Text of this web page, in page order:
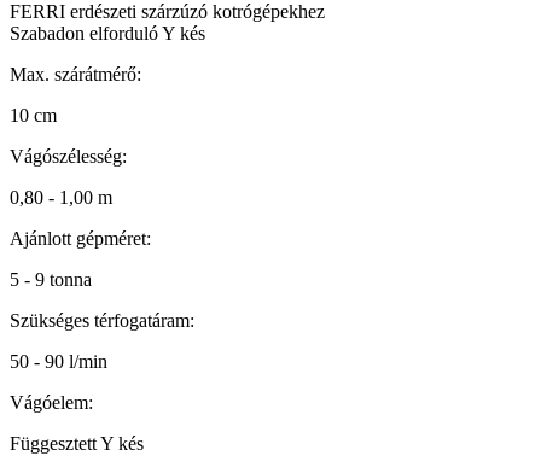
FERRI erdészeti szárzúzó kotrógépekhez
Szabadon elforduló Y kés
Max. szárátmérő:
10 cm
Vágószélesség:
0,80 - 1,00 m
Ajánlott gépméret:
5 - 9 tonna
Szükséges térfogatáram:
50 - 90 l/min
Vágóelem:
Függesztett Y kés